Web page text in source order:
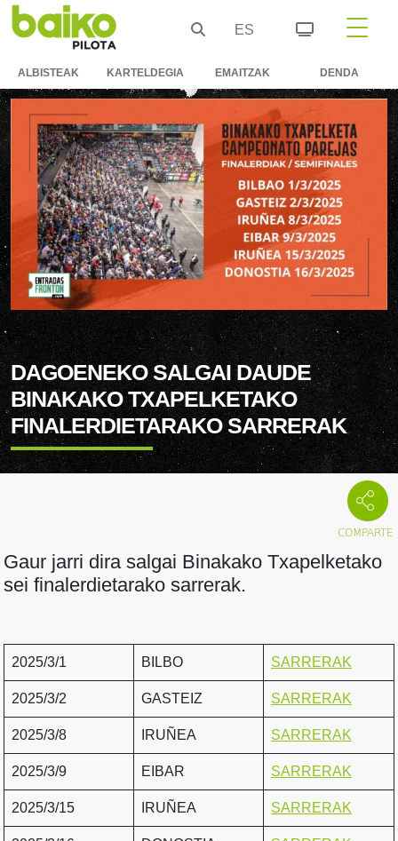
ES
ALBISTEAK KARTELDEGIA EMAITZAK DENDA
DAGOENEKO SALGAI DAUDE
BINAKAKO TXAPELKETAKO
FINALERDIETARAKO SARRERAK
Gaur jarri dira salgai Binakako Txapelketako
sei finalerdietarako sarrerak.
2025/3/1 BILBO SARRERAK
2025/3/2 GASTEIZ SARRERAK
2025/3/8 IRUÑEA SARRERAK
2025/3/9 EIBAR SARRERAK
2025/3/15 IRUÑEA SARRERAK